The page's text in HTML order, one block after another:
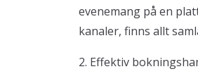
evenemang på en
kanaler, finns allt
2. Effektiv